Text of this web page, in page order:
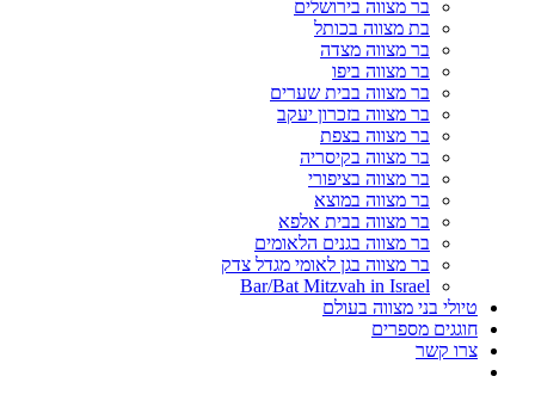
בר מצווה בירושלים
בת מצווה בכותל
בר מצווה מצדה
בר מצווה ביפו
בר מצווה בבית שערים
בר מצווה בזכרון יעקב
בר מצווה בצפת
בר מצווה בקיסריה
בר מצווה בציפורי
בר מצווה במוצא
בר מצווה בבית אלפא
בר מצווה בגנים הלאומים
בר מצווה בגן לאומי מגדל צדק
Bar/Bat Mitzvah in Israel
טיולי בני מצווה בעולם
חוגגים מספרים
צרו קשר